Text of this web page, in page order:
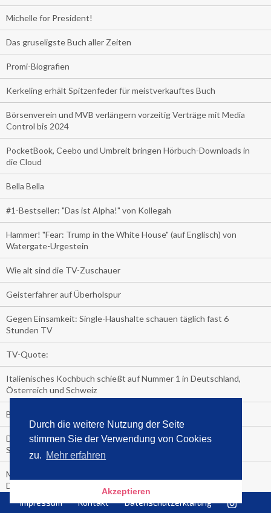
Durch die weitere Nutzung der Seite
stimmen Sie der Verwendung von Cookies
zu. Mehr erfahren
Akzeptieren
Michelle for President!
Das gruseligste Buch aller Zeiten
Promi-Biografien
Kerkeling erhält Spitzenfeder für meistverkauftes Buch
Börsenverein und MVB verlängern vorzeitig Verträge mit Media
Control bis 2024
PocketBook, Ceebo und Umbreit bringen Hörbuch-Downloads in
die Cloud
Bella Bella
#1-Bestseller: "Das ist Alpha!" von Kollegah
Hammer! "Fear: Trump in the White House" (auf Englisch) von
Watergate-Urgestein
Wie alt sind die TV-Zuschauer
Geisterfahrer auf Überholspur
Gegen Einsamkeit: Single-Haushalte schauen täglich fast 6
Stunden TV
TV-Quote:
Italienisches Kochbuch schießt auf Nummer 1 in Deutschland,
Österreich und Schweiz
Blick in die Garage der TV-Dauerglotzer
Die Deutschen investieren, während die Österreicher und
Schweizer noch nachdenken, wie sie reich werden.
Meistverkaufte Blu-ray im zweiten Quartal – Doppelspitze für
Disney
media control-Bestseller erstes Halbjahr 2018
Impressum Kontakt Datenschutzerklärung